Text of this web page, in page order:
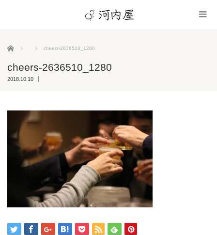
ホーム cheers-2636510_1280
cheers-2636510_1280
2018.10.10